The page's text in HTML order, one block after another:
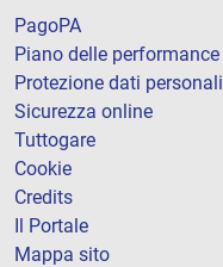
PagoPA
Piano delle performance
Protezione dati personali
Sicurezza online
Tuttogare
Cookie
Credits
Il Portale
Mappa sito